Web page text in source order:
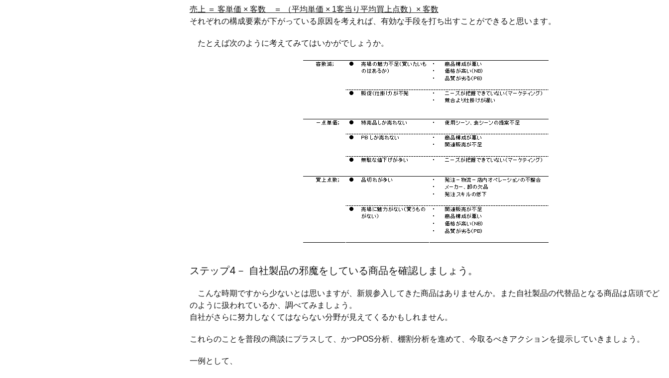
売上 ＝ 客単価 × 客数 ＝ （平均単価 × 1客当り平均買上点数）× 客数
それぞれの構成要素が下がっている原因を考えれば、有効な手段を打ち出すことができると思います。
たとえば次のように考えてみてはいかがでしょうか。
ステップ4－ 自社製品の邪魔をしている商品を確認しましょう。
こんな時期ですから少ないとは思いますが、新規参入してきた商品はありませんか。また自社製品の代替品となる商品は店頭でど
のように扱われているか、調べてみましょう。
自社がさらに努力しなくてはならない分野が見えてくるかもしれません。
これらのことを普段の商談にプラスして、かつPOS分析、棚割分析を進めて、今取るべきアクションを提示していきましょう。
一例として、